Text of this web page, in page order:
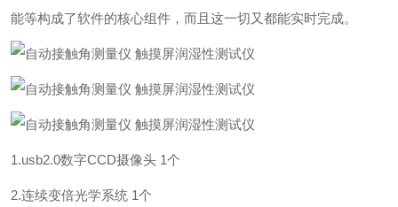
能等构成了软件的核心组件，而且这一切又都能实时完成。
1.usb2.0数字CCD摄像头 1个
2.连续变倍光学系统 1个